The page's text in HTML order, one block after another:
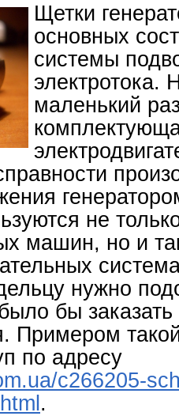
Щетки
основных
системы
электротока.
маленький
не
машин, но и
нужно
бы
Примером
по адресу
c266205-
.